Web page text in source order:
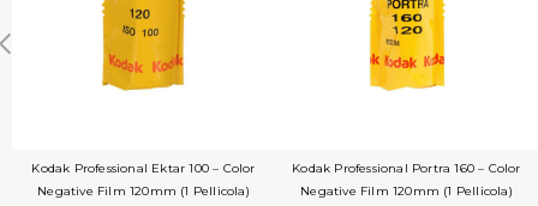
Kodak Professional Ektar 100 – Color
Negative Film 120mm (1 Pellicola)
Kodak Professional Portra 160 – Color
Negative Film 120mm (1 Pellicola)